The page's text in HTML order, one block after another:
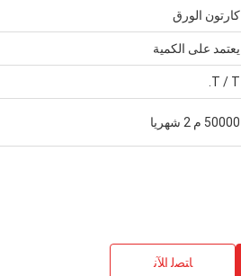
كارتون الورق
يعتمد على الكمية
T / T.
50000 م 2 شهريا
ﺎﺘﺼﻟ ﺍﻶﻧ